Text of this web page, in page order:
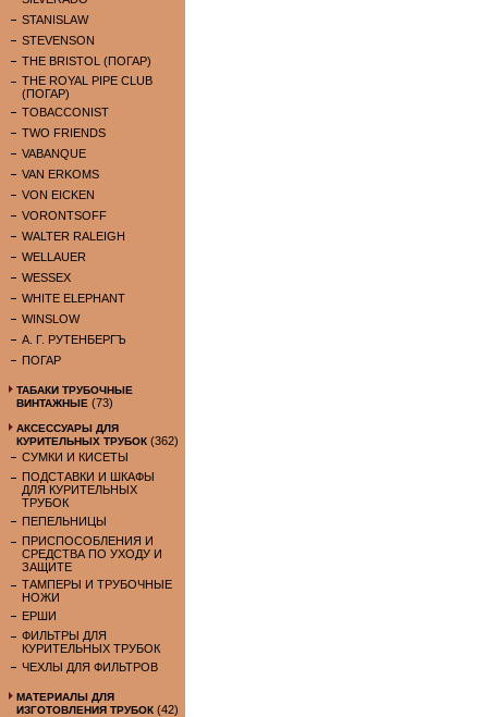
STANISLAW
STEVENSON
THE BRISTOL (ПОГАР)
THE ROYAL PIPE CLUB
(ПОГАР)
TOBACCONIST
TWO FRIENDS
VABANQUE
VAN ERKOMS
VON EICKEN
VORONTSOFF
WALTER RALEIGH
WELLAUER
WESSEX
WHITE ELEPHANT
WINSLOW
А. Г. РУТЕНБЕРГЪ
ПОГАР
ТАБАКИ ТРУБОЧНЫЕ
ВИНТАЖНЫЕ (73)
АКСЕССУАРЫ ДЛЯ
КУРИТЕЛЬНЫХ ТРУБОК (362)
СУМКИ И КИСЕТЫ
ПОДСТАВКИ И ШКАФЫ
ДЛЯ КУРИТЕЛЬНЫХ
ТРУБОК
ПЕПЕЛЬНИЦЫ
ПРИСПОСОБЛЕНИЯ И
СРЕДСТВА ПО УХОДУ И
ЗАЩИТЕ
ТАМПЕРЫ И ТРУБОЧНЫЕ
НОЖИ
ЕРШИ
ФИЛЬТРЫ ДЛЯ
КУРИТЕЛЬНЫХ ТРУБОК
ЧЕХЛЫ ДЛЯ ФИЛЬТРОВ
МАТЕРИАЛЫ ДЛЯ
ИЗГОТОВЛЕНИЯ ТРУБОК (42)